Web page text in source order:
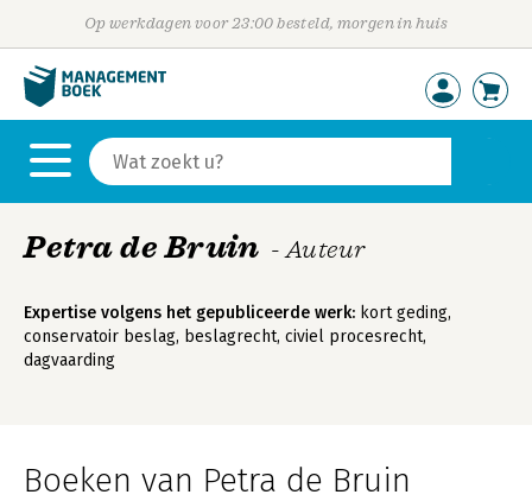
Op werkdagen voor 23:00 besteld, morgen in huis
Petra de Bruin - Auteur
Expertise volgens het gepubliceerde werk: kort geding,
conservatoir beslag, beslagrecht, civiel procesrecht,
dagvaarding
Boeken van Petra de Bruin